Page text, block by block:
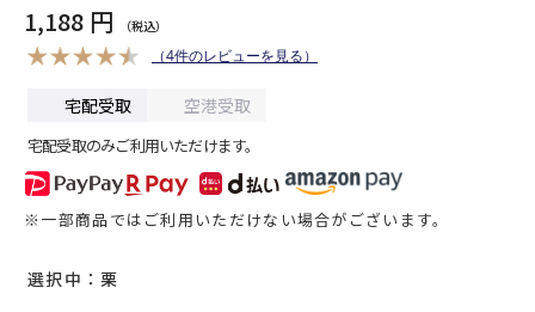
1,188 円
（4件のレビューを見る）
宅配受取 空港受取
宅配受取のみご利用いただけます。
※一部商品ではご利用いただけない場合がございます。
選択中：栗